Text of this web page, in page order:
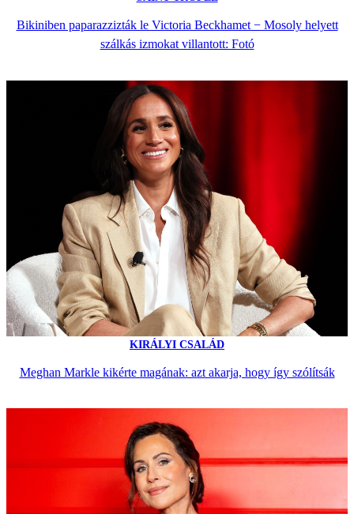
Bikiniben paparazzizták le Victoria Beckhamet − Mosoly helyett
szálkás izmokat villantott: Fotó
KIRÁLYI CSALÁD
Meghan Markle kikérte magának: azt akarja, hogy így szólítsák